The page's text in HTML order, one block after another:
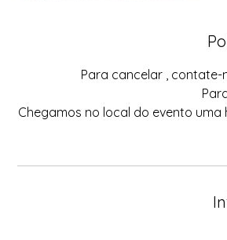
Para cancelar ,
Chegamos no local do evento